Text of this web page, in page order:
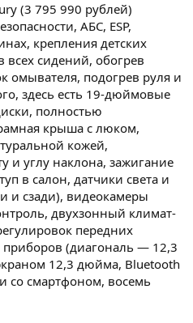
(3 795 990 рублей)
АБС, ESP,
крепления детских
всех сидений, обогрев
омывателя, подогрев руля и
здесь есть 19-дюймовые
полностью
крыша с люком,
кожей,
и углу наклона, зажигание
в салон, датчики света и
и сзади), видеокамеры
двухзонный климат-
передних
(диагональ — 12,3
12,3 дюйма, Bluetooth
со смартфоном, восемь